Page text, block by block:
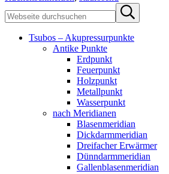
Sidebar
durchsuchen
Submit
search
Tsubos – Akupressurpunkte
Antike Punkte
Erdpunkt
Feuerpunkt
Holzpunkt
Metallpunkt
Wasserpunkt
nach Meridianen
Blasenmeridian
Dickdarmmeridian
Dreifacher Erwärmer
Dünndarmmeridian
Gallenblasenmeridian